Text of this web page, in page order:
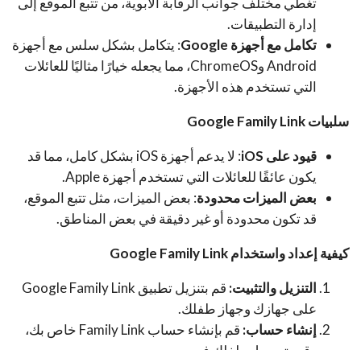
إدارة التطبيقات.
تكامل مع أجهزة Google
: يتكامل بشكل سلس مع أجهزة
Android وChromeOS، مما يجعله خيارًا مثاليًا للعائلات
التي تستخدم هذه الأجهزة.
سلبيات Google Family Link
قيود على iOS
: لا يدعم أجهزة iOS بشكل كامل، مما قد
يكون عائقًا للعائلات التي تستخدم أجهزة Apple.
بعض الميزات محدودة: بعض الميزات، مثل تتبع الموقع،
قد تكون محدودة أو غير دقيقة في بعض المناطق.
كيفية إعداد واستخدام Google Family Link
التنزيل والتثبيت:
قم بتنزيل تطبيق Google Family Link
على جهازك وجهاز طفلك.
إنشاء حساب:
قم بإنشاء حساب Family Link خاص بك،